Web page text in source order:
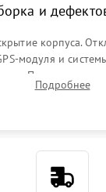
и
корпуса.
модуля и
Проверка
(ESC) и
Подробнее